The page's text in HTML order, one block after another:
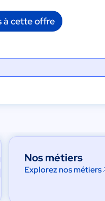
à cette offre
Nos métiers
Explorez nos métiers